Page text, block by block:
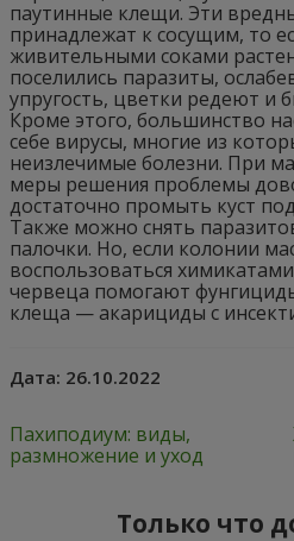
паутинные клещи. Эти
принадлежат к сосущим, то
живительными соками
поселились паразиты,
упругость, цветки редеют и
Кроме этого, большинство
себе вирусы, многие из
неизлечимые болезни. При
меры решения проблемы
достаточно промыть куст
Также можно снять
палочки. Но, если колонии
воспользоваться
червеца помогают
клеща — акарициды с
Дата: 26.10.2022
Пахиподиум: виды,
размножение и уход
Только что